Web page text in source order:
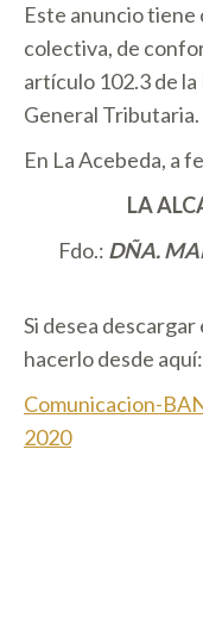
Este anuncio
colectiva, de
artículo 102.3 de
General Tributaria.
En La Acebeda, a
LA
Fdo.: DÑA.
Si desea
hacerlo desde aquí:
Comunicacion-
2020